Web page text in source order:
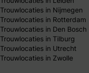
Trouwlocaties in Nijmegen
Trouwlocaties in Rotterdam
Trouwlocaties in Den Bosch
Trouwlocaties in Tilburg
Trouwlocaties in Utrecht
Trouwlocaties in Zwolle